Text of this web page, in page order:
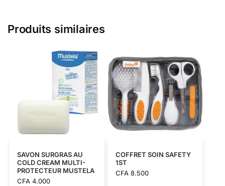
Produits similaires
SAVON SURGRAS AU
COLD CREAM MULTI-
PROTECTEUR MUSTELA
CFA4.000
COFFRET SOIN SAFETY
1ST
CFA8.500